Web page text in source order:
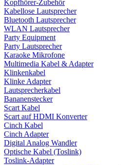
Kopfhörer-Zubehör
Kabellose Lautsprecher
Bluetooth Lautsprecher
WLAN Lautsprecher
Party Equipment
Party Lautsprecher
Karaoke Mikrofone
Multimedia Kabel & Adapter
Klinkenkabel
Klinke Adapter
Lautsprecherkabel
Bananenstecker
Scart Kabel
Scart auf HDMI Konverter
Cinch Kabel
Cinch Adapter
Digital Analog Wandler
Optische Kabel (Toslink)
Toslink-Adapter